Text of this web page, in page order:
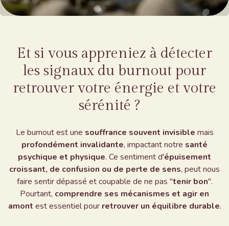
Et si vous appreniez à détecter
les signaux du burnout pour
retrouver votre énergie et votre
sérénité ?
Le burnout est une souffrance souvent invisible mais
profondément invalidante, impactant notre santé
psychique et physique. Ce sentiment d'épuisement
croissant, de confusion ou de perte de sens, peut nous
faire sentir dépassé et coupable de ne pas "tenir bon".
Pourtant, comprendre ses mécanismes et agir en
amont est essentiel pour retrouver un équilibre durable.